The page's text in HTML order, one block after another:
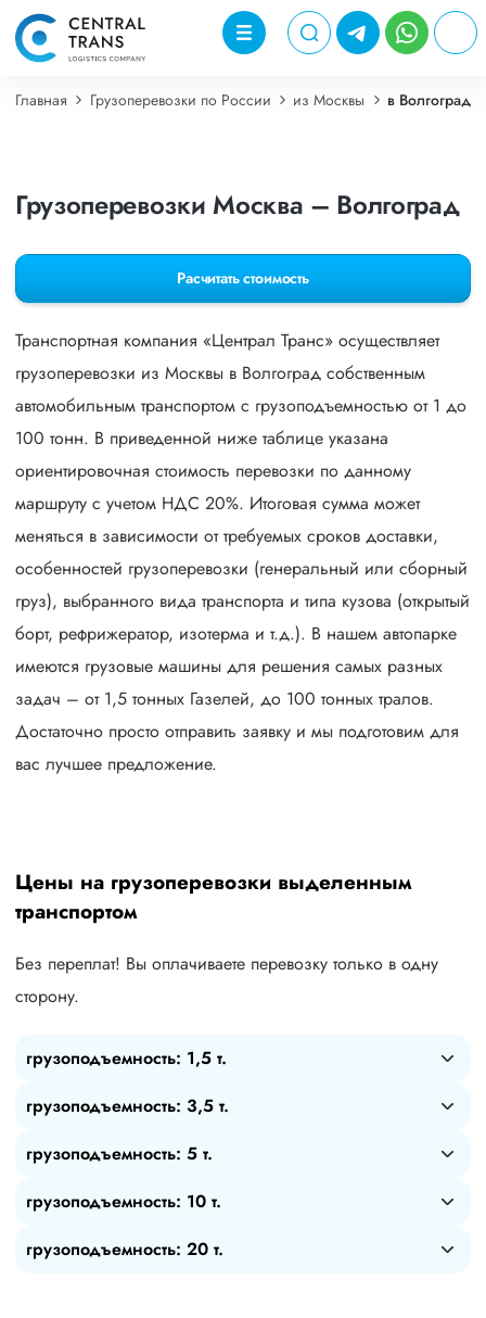
Главная Грузоперевозки по России из Москвы в Волгоград
Грузоперевозки Москва – Волгоград
Расчитать стоимость
Транспортная компания «Централ Транс» осуществляет
грузоперевозки из Москвы в Волгоград собственным
автомобильным транспортом с грузоподъемностью от 1 до
100 тонн. В приведенной ниже таблице указана
ориентировочная стоимость перевозки по данному
маршруту с учетом НДС 20%. Итоговая сумма может
меняться в зависимости от требуемых сроков доставки,
особенностей грузоперевозки (генеральный или сборный
груз), выбранного вида транспорта и типа кузова (открытый
борт, рефрижератор, изотерма и т.д.). В нашем автопарке
имеются грузовые машины для решения самых разных
задач – от 1,5 тонных Газелей, до 100 тонных тралов.
Достаточно просто отправить заявку и мы подготовим для
вас лучшее предложение.
Цены на грузоперевозки выделенным
транспортом
Без переплат! Вы оплачиваете перевозку только в одну
сторону.
грузоподъемность: 1,5 т.
грузоподъемность: 3,5 т.
грузоподъемность: 5 т.
грузоподъемность: 10 т.
грузоподъемность: 20 т.